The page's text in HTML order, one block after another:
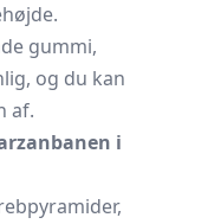
gummi,
og du kan
af.
i